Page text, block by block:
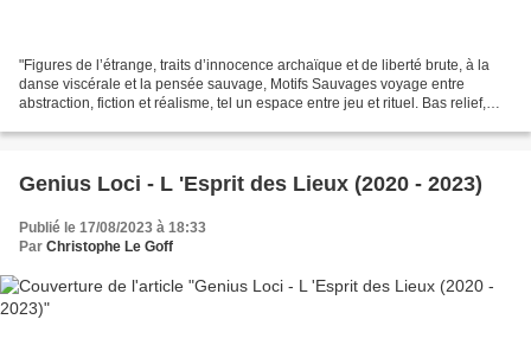
"Figures de l’étrange, traits d’innocence archaïque et de liberté brute, à la
danse viscérale et la pensée sauvage, Motifs Sauvages voyage entre
abstraction, fiction et réalisme, tel un espace entre jeu et rituel. Bas relief,
Genius Loci - L 'Esprit des Lieux (2020 - 2023)
Publié le 17/08/2023 à 18:33
Par Christophe Le Goff